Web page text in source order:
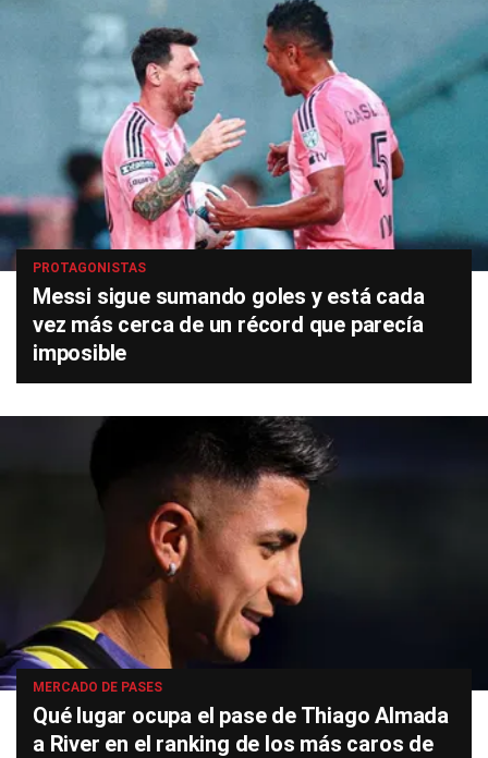
PROTAGONISTAS
Messi sigue sumando goles y está cada
vez más cerca de un récord que parecía
imposible
MERCADO DE PASES
Qué lugar ocupa el pase de Thiago Almada
a River en el ranking de los más caros de